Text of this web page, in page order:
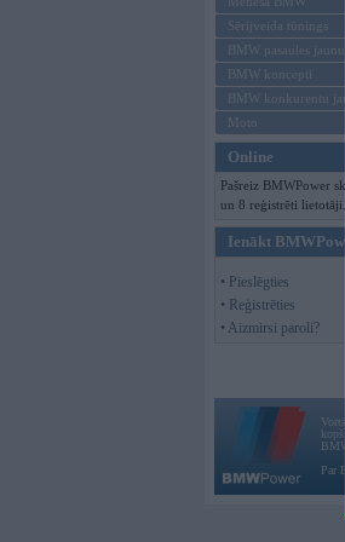
Sērijveida tūnings
BMW pasaules
BMW koncepti
BMW konkurentu
Moto
Online
Pašreiz BMWPower
un 8 reģistrēti lietotāji.
Ienākt
• Pieslēgties
• Reģistrēties
• Aizmirsi paroli?
Par